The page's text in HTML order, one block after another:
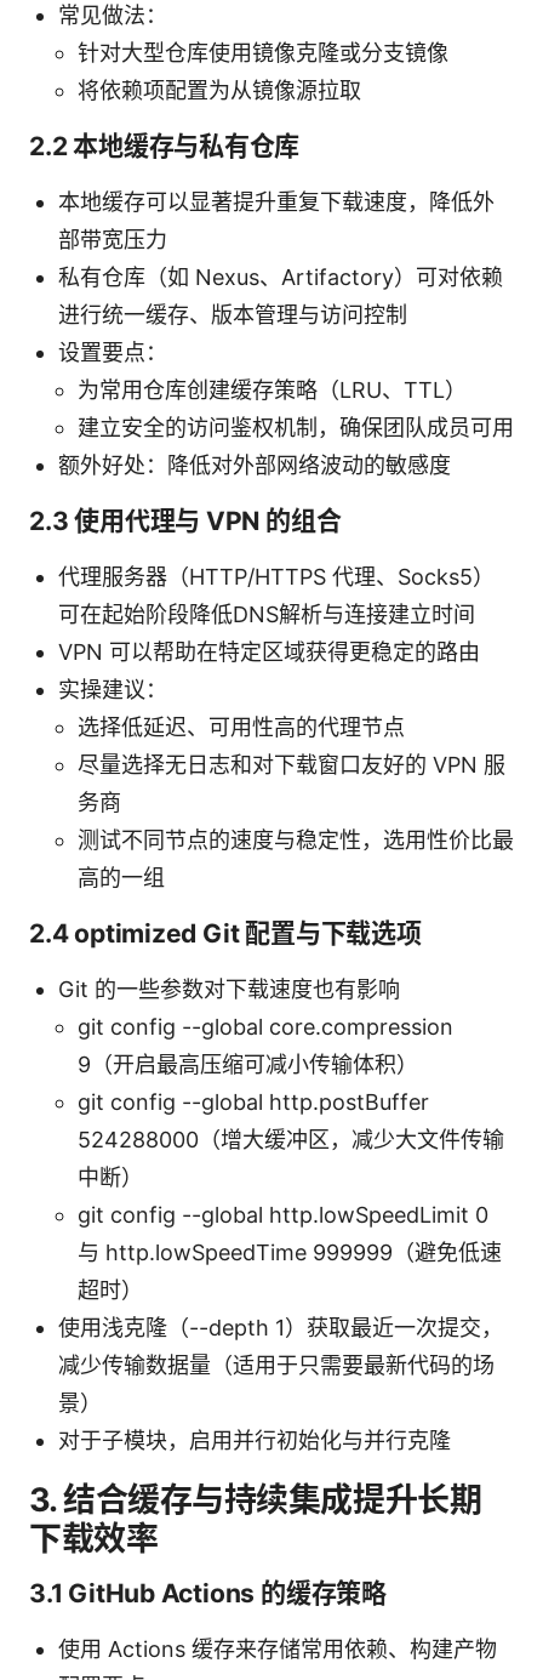
常见做法：
针对大型仓库使用镜像克隆或分支镜像
将依赖项配置为从镜像源拉取
2.2 本地缓存与私有仓库
本地缓存可以显著提升重复下载速度，降低外
部带宽压力
私有仓库（如 Nexus、Artifactory）可对依赖
进行统一缓存、版本管理与访问控制
设置要点：
为常用仓库创建缓存策略（LRU、TTL）
建立安全的访问鉴权机制，确保团队成员可用
额外好处：降低对外部网络波动的敏感度
2.3 使用代理与 VPN 的组合
代理服务器（HTTP/HTTPS 代理、Socks5）
可在起始阶段降低DNS解析与连接建立时间
VPN 可以帮助在特定区域获得更稳定的路由
实操建议：
选择低延迟、可用性高的代理节点
尽量选择无日志和对下载窗口友好的 VPN 服
务商
测试不同节点的速度与稳定性，选用性价比最
高的一组
2.4 optimized Git 配置与下载选项
Git 的一些参数对下载速度也有影响
git config --global core.compression
9（开启最高压缩可减小传输体积）
git config --global http.postBuffer
524288000（增大缓冲区，减少大文件传输
中断）
git config --global http.lowSpeedLimit 0
与 http.lowSpeedTime 999999（避免低速
超时）
使用浅克隆（--depth 1）获取最近一次提交，
减少传输数据量（适用于只需要最新代码的场
景）
对于子模块，启用并行初始化与并行克隆
3. 结合缓存与持续集成提升长期
下载效率
3.1 GitHub Actions 的缓存策略
使用 Actions 缓存来存储常用依赖、构建产物